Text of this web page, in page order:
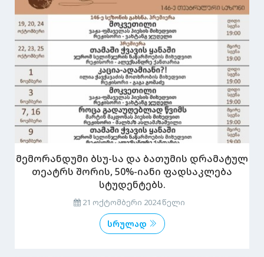
მემორანდუმი ბსუ-სა და ბათუმის დრამატულ
თეატრს შორის, 50%-იანი ფადსაკლება
სტუდენტებს.
21 ოქტომბერი 2024 წელი
სრულად